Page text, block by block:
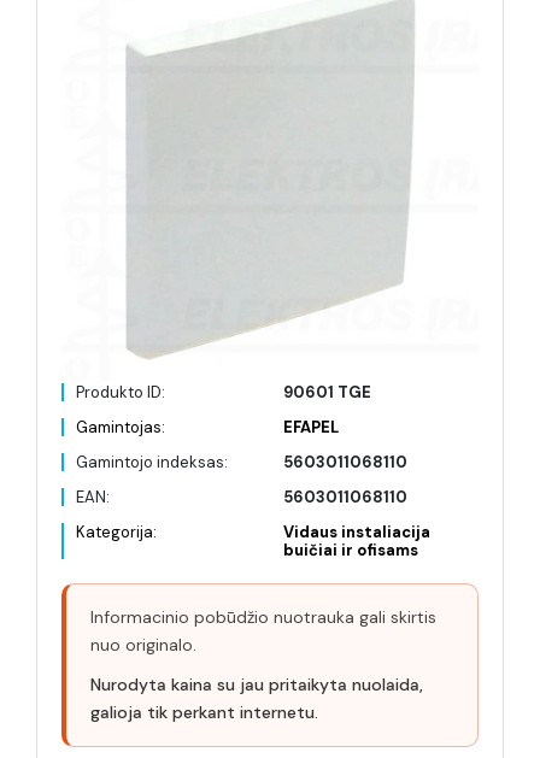
Produkto ID:
90601 TGE
Gamintojas:
EFAPEL
Gamintojo indeksas:
5603011068110
EAN:
5603011068110
Kategorija:
Vidaus instaliacija
buičiai ir ofisams
Informacinio pobūdžio nuotrauka gali skirtis
nuo originalo.
Nurodyta kaina su jau pritaikyta nuolaida,
galioja tik perkant internetu.